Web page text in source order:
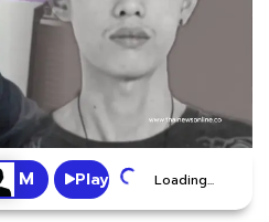
Play Loading...